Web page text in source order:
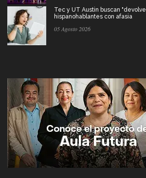
Tec y UT Austin buscan
hispanohablantes con afasia
05 Agosto 2026